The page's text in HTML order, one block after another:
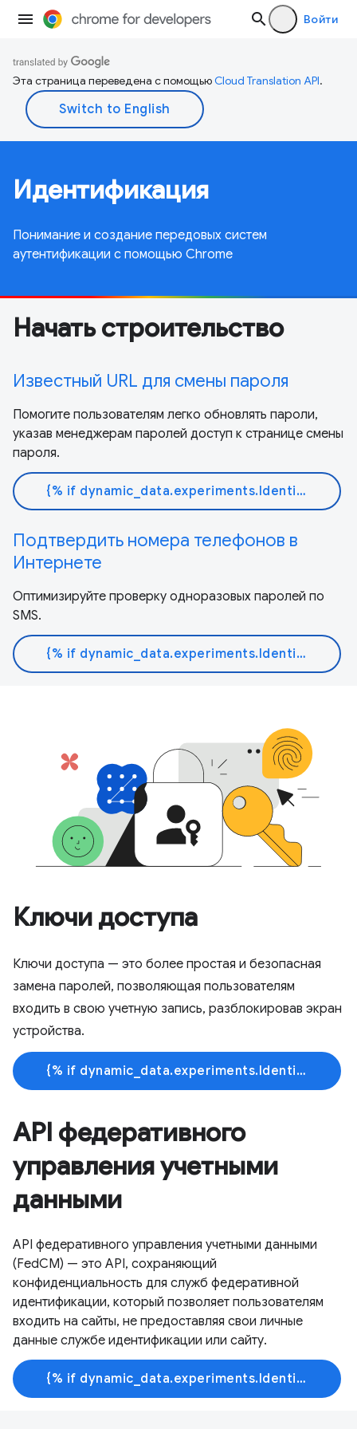
Войти
Эта страница переведена с помощьюCloud Translation API.
Идентификация
Понимание и создание передовых систем
аутентификации с помощью Chrome
Начать строительство
Известный URL для смены пароля
Помогите пользователям легко обновлять пароли,
указав менеджерам паролей доступ к странице смены
пароля.
{% if dynamic_data.experiments.IdentityButtonTextFeature.button_variant == 'variant_a' %}Узнать больше{% else %}Читать документ{% endif %}
Подтвердить номера телефонов в
Интернете
Оптимизируйте проверку одноразовых паролей по
SMS.
{% if dynamic_data.experiments.IdentityButtonTextFeature.button_variant == 'variant_a' %}Узнать больше{% else %}Читать документ{% endif %}
Ключи доступа
Ключи доступа — это более простая и безопасная
замена паролей, позволяющая пользователям
входить в свою учетную запись, разблокировав экран
устройства.
{% if dynamic_data.experiments.IdentityButtonTextFeature.button_variant == 'variant_a' %}Узнать больше{% else %}Начать обучение{% endif %}
API федеративного
управления учетными
данными
API федеративного управления учетными данными
(FedCM) — это API, сохраняющий
конфиденциальность для служб федеративной
идентификации, который позволяет пользователям
входить на сайты, не предоставляя свои личные
данные службе идентификации или сайту.
{% if dynamic_data.experiments.IdentityButtonTextFeature.button_variant == 'variant_a' %}Узнать больше{% else %}Начать обучение{% endif %}